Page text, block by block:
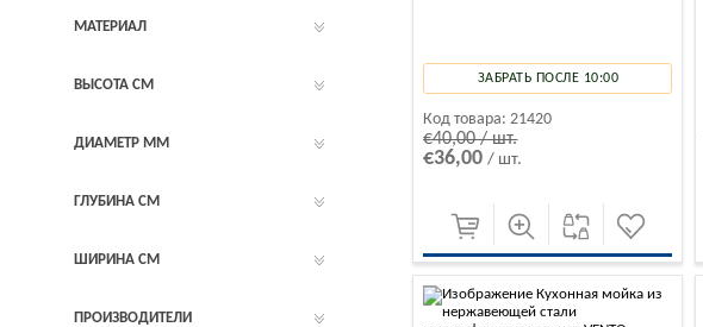
ЗАБРАТЬ ПОСЛЕ 10:00
Код товара: 21420
€40,00 / шт.
€36,00/ шт.
МАТЕРИАЛ
ВЫСОТА СМ
ДИАМЕТР ММ
ГЛУБИНА СМ
ШИРИНА CМ
ПРОИЗВОДИТЕЛИ